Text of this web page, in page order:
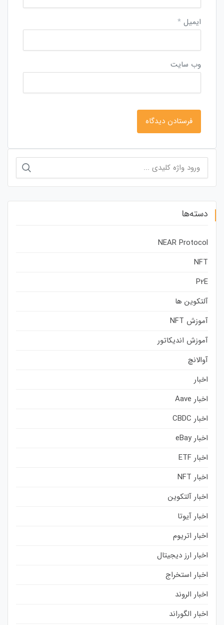
ایمیل *
وب‌ سایت
برای:
دسته‌ها
NEAR Protocol
NFT
P2E
آلتکوین ها
آموزش NFT
آموزش اندیکاتور
آوالانچ
اخبار
اخبار Aave
اخبار CBDC
اخبار eBay
اخبار ETF
اخبار NFT
اخبار آلتکوین
اخبار آیوتا
اخبار اتریوم
اخبار ارز دیجیتال
اخبار استخراج
اخبار الروند
اخبار الگوراند